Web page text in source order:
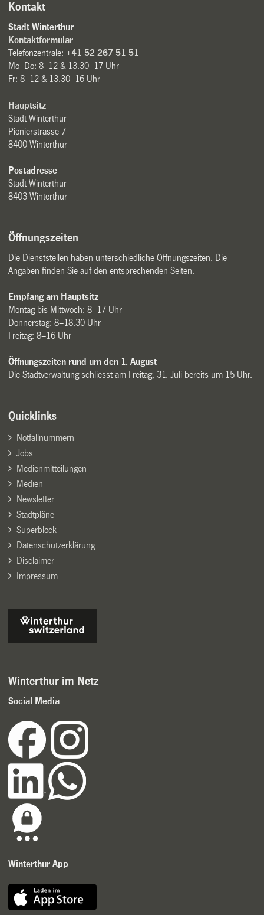
Kontakt
Stadt Winterthur
Kontaktformular
Telefonzentrale:+41 52 267 51 51
Mo–Do: 8–12 & 13.30–17 Uhr
Fr: 8–12 & 13.30–16 Uhr
Hauptsitz
Stadt Winterthur
Pionierstrasse 7
8400 Winterthur
Postadresse
Stadt Winterthur
8403 Winterthur
Öffnungszeiten
Die Dienststellen haben unterschiedliche Öffnungszeiten. Die
Angaben finden Sie auf den entsprechenden Seiten.
Empfang am Hauptsitz
Montag bis Mittwoch: 8–17 Uhr
Donnerstag: 8–18.30 Uhr
Freitag: 8–16 Uhr
Öffnungszeiten rund um den 1. August
Die Stadtverwaltung schliesst am Freitag, 31. Juli bereits um 15 Uhr.
Quicklinks
Notfallnummern
Jobs
Medienmitteilungen
Medien
Newsletter
Stadtpläne
Superblock
Datenschutzerklärung
Disclaimer
Impressum
Winterthur im Netz
Social Media
Winterthur App